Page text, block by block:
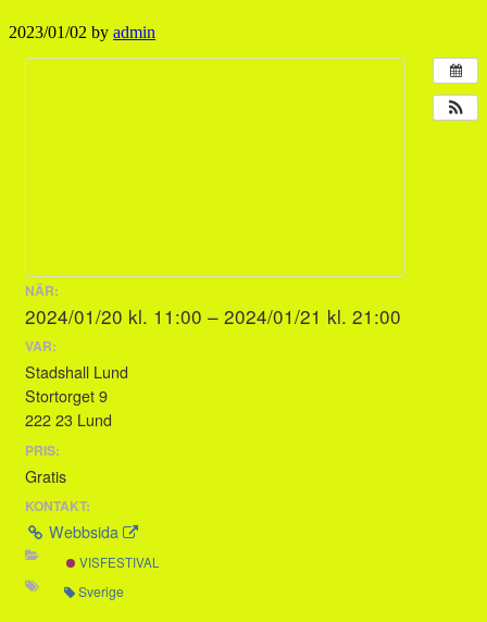
2023/01/02 by admin
NÄR:
2024/01/20 kl. 11:00 – 2024/01/21 kl. 21:00
VAR:
Stadshall Lund
Stortorget 9
222 23 Lund
PRIS:
Gratis
KONTAKT:
Webbsida
VISFESTIVAL
Sverige